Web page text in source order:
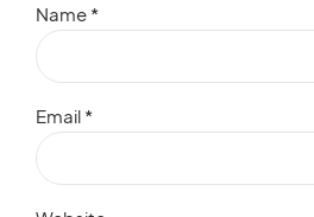
Name *
Email *